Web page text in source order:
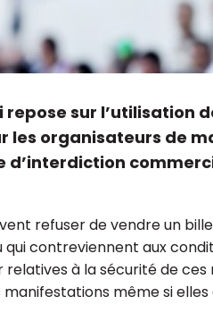
sur l’utilisation
les organisateurs de
d’interdiction
refuser de vendre un
contreviennent aux
à la sécurité de ces
même si
dotation